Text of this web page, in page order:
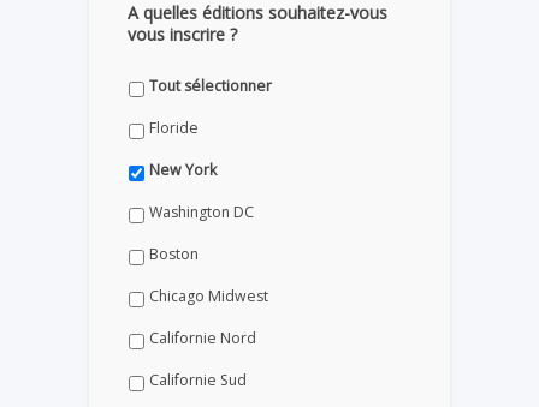
A quelles éditions souhaitez-vous
vous inscrire ?
Tout sélectionner
Floride
New York
Washington DC
Boston
Chicago Midwest
Californie Nord
Californie Sud